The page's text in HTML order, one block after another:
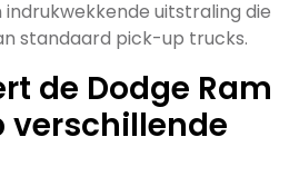
uitstraling die
standaard pick-up trucks.
de Dodge Ram
verschillende